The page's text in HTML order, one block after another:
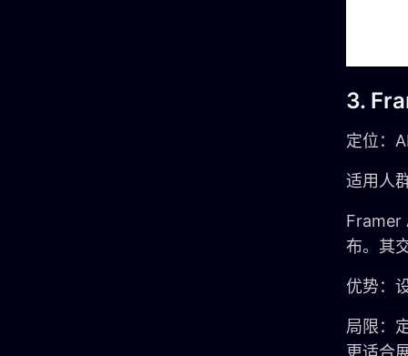
3.
定位：
适用人
Framer
布。其
优势：
局限：
更适合